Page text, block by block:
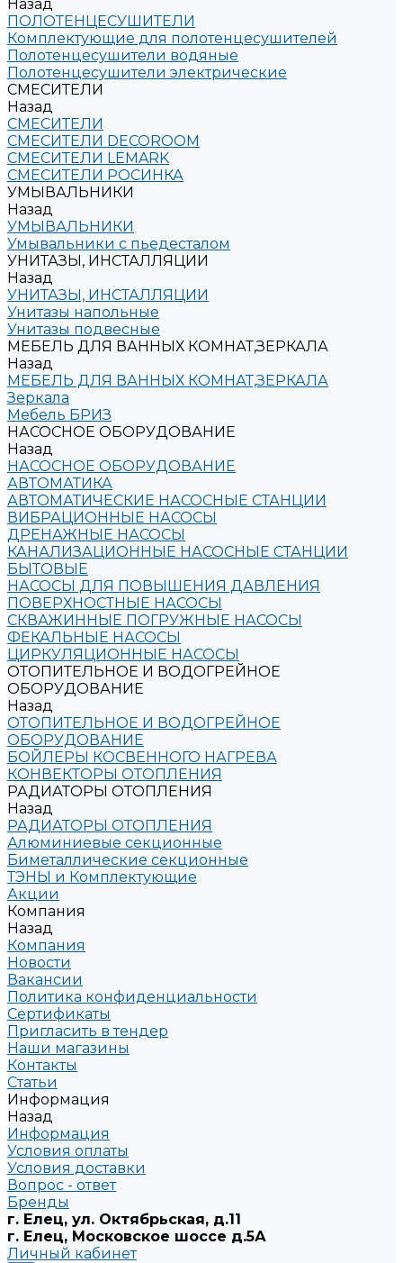
Назад
ПОЛОТЕНЦЕСУШИТЕЛИ
Комплектующие для полотенцесушителей
Полотенцесушители водяные
Полотенцесушители электрические
СМЕСИТЕЛИ
Назад
СМЕСИТЕЛИ
СМЕСИТЕЛИ DECOROOM
СМЕСИТЕЛИ LEMARK
СМЕСИТЕЛИ РОСИНКА
УМЫВАЛЬНИКИ
Назад
УМЫВАЛЬНИКИ
Умывальники с пьедесталом
УНИТАЗЫ, ИНСТАЛЛЯЦИИ
Назад
УНИТАЗЫ, ИНСТАЛЛЯЦИИ
Унитазы напольные
Унитазы подвесные
МЕБЕЛЬ ДЛЯ ВАННЫХ КОМНАТ,ЗЕРКАЛА
Назад
МЕБЕЛЬ ДЛЯ ВАННЫХ КОМНАТ,ЗЕРКАЛА
Зеркала
Мебель БРИЗ
НАСОСНОЕ ОБОРУДОВАНИЕ
Назад
НАСОСНОЕ ОБОРУДОВАНИЕ
АВТОМАТИКА
АВТОМАТИЧЕСКИЕ НАСОСНЫЕ СТАНЦИИ
ВИБРАЦИОННЫЕ НАСОСЫ
ДРЕНАЖНЫЕ НАСОСЫ
КАНАЛИЗАЦИОННЫЕ НАСОСНЫЕ СТАНЦИИ
БЫТОВЫЕ
НАСОСЫ ДЛЯ ПОВЫШЕНИЯ ДАВЛЕНИЯ
ПОВЕРХНОСТНЫЕ НАСОСЫ
СКВАЖИННЫЕ ПОГРУЖНЫЕ НАСОСЫ
ФЕКАЛЬНЫЕ НАСОСЫ
ЦИРКУЛЯЦИОННЫЕ НАСОСЫ
ОТОПИТЕЛЬНОЕ И ВОДОГРЕЙНОЕ
ОБОРУДОВАНИЕ
Назад
ОТОПИТЕЛЬНОЕ И ВОДОГРЕЙНОЕ
ОБОРУДОВАНИЕ
БОЙЛЕРЫ КОСВЕННОГО НАГРЕВА
КОНВЕКТОРЫ ОТОПЛЕНИЯ
РАДИАТОРЫ ОТОПЛЕНИЯ
Назад
РАДИАТОРЫ ОТОПЛЕНИЯ
Алюминиевые секционные
Биметаллические секционные
ТЭНЫ и Комплектующие
Акции
Компания
Назад
Компания
Новости
Вакансии
Политика конфиденциальности
Сертификаты
Пригласить в тендер
Наши магазины
Контакты
Статьи
Информация
Назад
Информация
Условия оплаты
Условия доставки
Вопрос - ответ
Бренды
г. Елец, ул. Октябрьская, д.11
г. Елец, Московское шоссе д.5А
Личный кабинет